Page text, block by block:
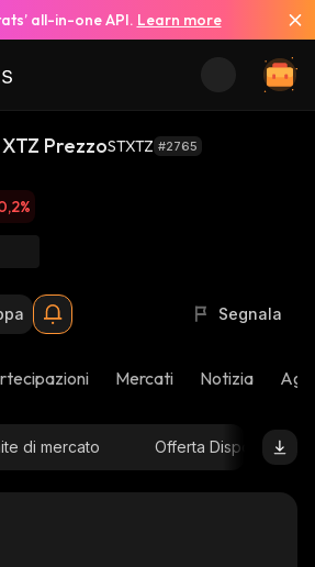
all-in-one API. Learn more
PrezzoSTXTZ #2765
%
Segnala
Mercati Notizia
di mercato Offerta Disponibile